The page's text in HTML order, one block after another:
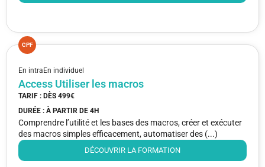
CPF
En intraEn individuel
Access Utiliser les macros
TARIF : DÈS 499€
DURÉE : À PARTIR DE 4H
Comprendre l’utilité et les bases des macros, créer et exécuter
des macros simples efficacement, automatiser des (...)
DÉCOUVRIR LA FORMATION